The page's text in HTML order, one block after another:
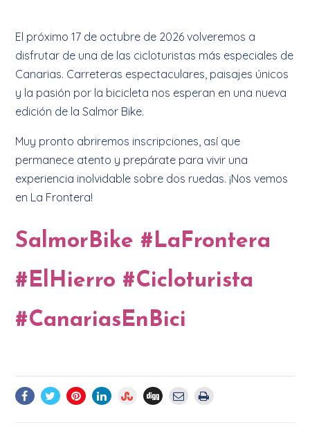
El próximo 17 de octubre de 2026 volveremos a
disfrutar de una de las cicloturistas más especiales de
Canarias. Carreteras espectaculares, paisajes únicos
y la pasión por la bicicleta nos esperan en una nueva
edición de la Salmor Bike.
Muy pronto abriremos inscripciones, así que
permanece atento y prepárate para vivir una
experiencia inolvidable sobre dos ruedas. ¡Nos vemos
en La Frontera!
SalmorBike #LaFrontera
#ElHierro #Cicloturista
#CanariasEnBici